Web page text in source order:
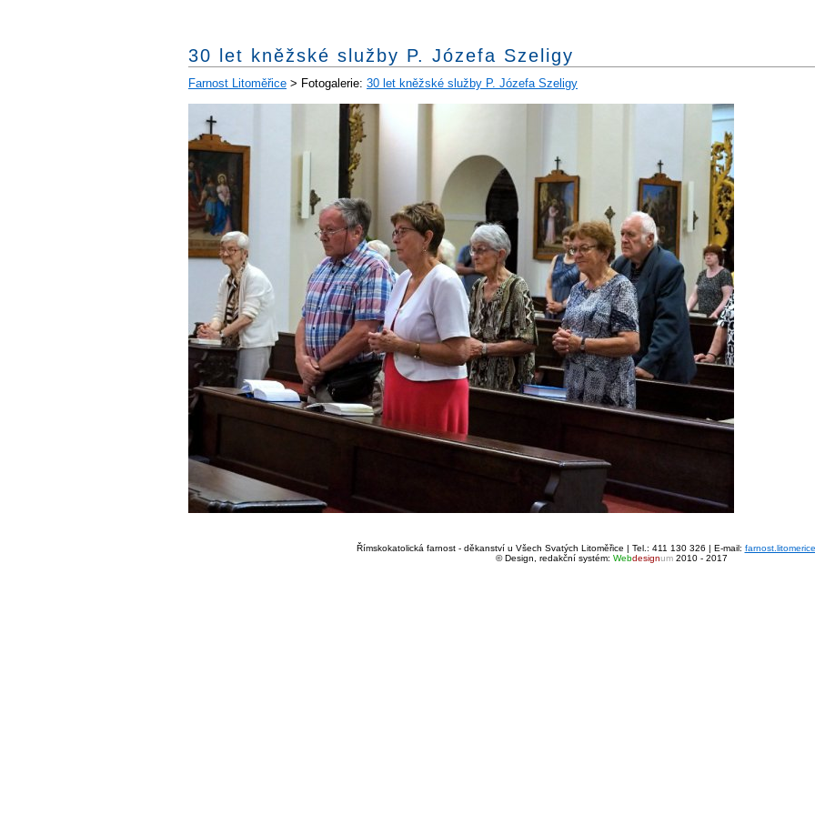
30 let kněžské služby P. Józefa Szeligy
Farnost Litoměřice > Fotogalerie: 30 let kněžské služby P. Józefa Szeligy
Římskokatolická farnost - děkanství u Všech Svatých Litoměřice | Tel.: 411 130 326 | E-mail:
© Design, redakční systém: Webdesignum2010 - 2017